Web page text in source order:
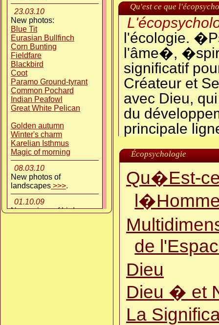
23.03.10
New photos:
Blue Tit
Eurasian Bullfinch
Corn Bunting
Fieldfare
Blackbird
Coot
Paramo Ground-tyrant
Common Pochard
Indian Peafowl
Great White Pelican
Golden autumn
Winter's charm
Karelian Isthmus
Magic of morning
08.03.10
New photos of
landscapes >>>.
01.10.09
New voices of birds>>>.
Qu'est ce que
l'écologie.
l'âme�,
significatif
Créateur et
avec Dieu,
du
principale
Écopsychologie
Qu�Est-
de
Dieu
Dieu � et
La